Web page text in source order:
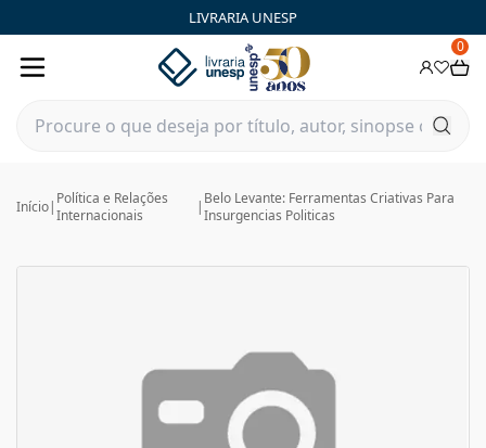
LIVRARIA UNESP
0
Início| Política e Relações
Internacionais
| Belo Levante: Ferramentas Criativas Para
Insurgencias Politicas